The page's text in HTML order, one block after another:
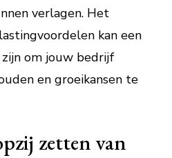
verlagen. Het
kan een
om jouw bedrijf
en groeikansen te
zetten van